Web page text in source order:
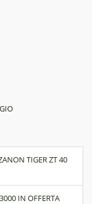
TIGER ZT 40
IN OFFERTA